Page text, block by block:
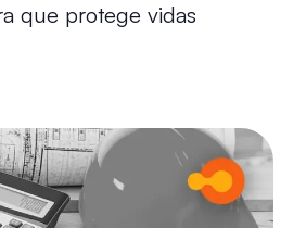
que protege vidas